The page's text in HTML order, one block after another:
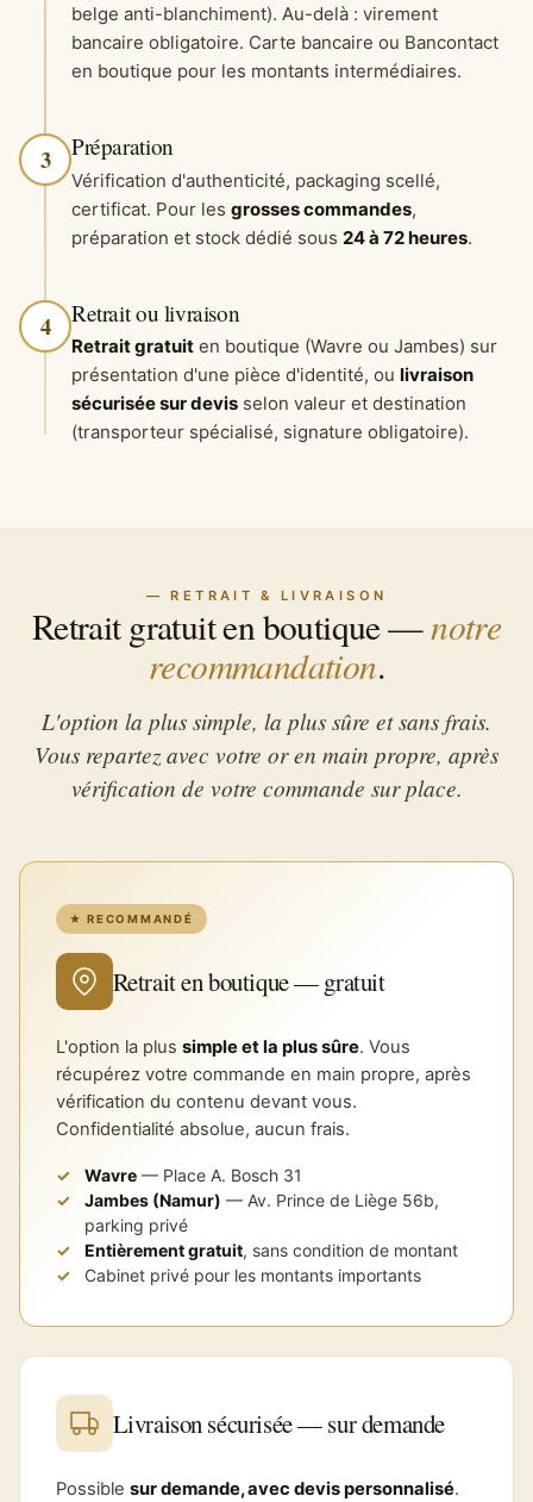
belge anti-blanchiment). Au-delà : virement
bancaire obligatoire. Carte bancaire ou Bancontact
en boutique pour les montants intermédiaires.
3 Préparation
Vérification d'authenticité, packaging scellé,
certificat. Pour les grosses commandes,
préparation et stock dédié sous 24 à 72 heures.
4 Retrait ou livraison
Retrait gratuit en boutique (Wavre ou Jambes) sur
présentation d'une pièce d'identité, ou livraison
sécurisée sur devis selon valeur et destination
(transporteur spécialisé, signature obligatoire).
— RETRAIT & LIVRAISON
Retrait gratuit en boutique —notre
recommandation.
L'option la plus simple, la plus sûre et sans frais.
Vous repartez avec votre or en main propre, après
vérification de votre commande sur place.
★ RECOMMANDÉ
Retrait en boutique — gratuit
L'option la plus simple et la plus sûre. Vous
récupérez votre commande en main propre, après
vérification du contenu devant vous.
Confidentialité absolue, aucun frais.
Wavre— Place A. Bosch 31
Jambes (Namur) — Av. Prince de Liège 56b,
parking privé
Entièrement gratuit, sans condition de montant
Cabinet privé pour les montants importants
Livraison sécurisée — sur demande
Possible sur demande, avec devis personnalisé.